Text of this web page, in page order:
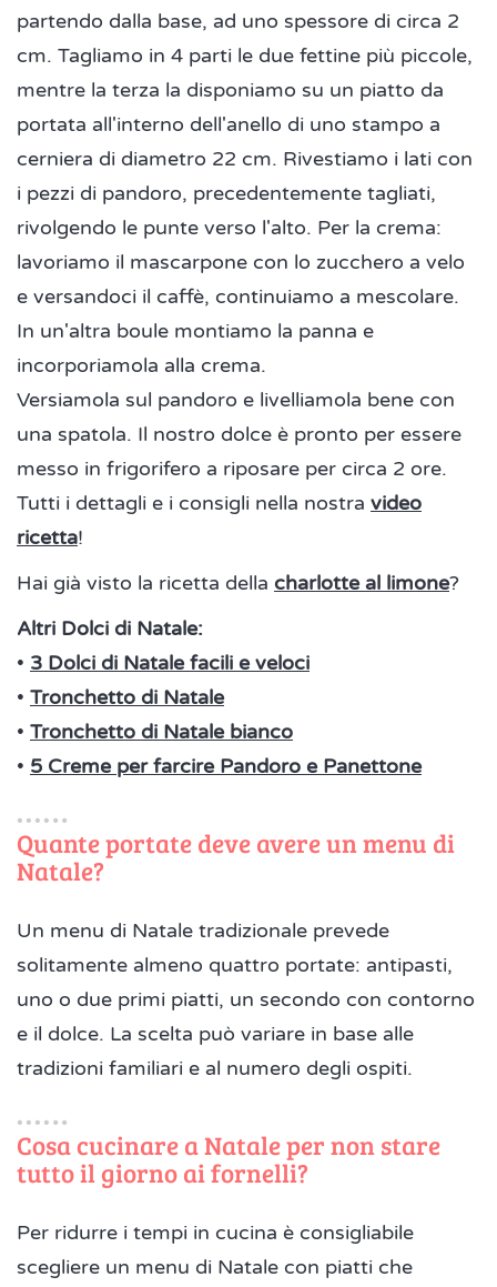
partendo dalla base, ad uno spessore di circa 2
cm. Tagliamo in 4 parti le due fettine più piccole,
mentre la terza la disponiamo su un piatto da
portata all'interno dell'anello di uno stampo a
cerniera di diametro 22 cm. Rivestiamo i lati con
i pezzi di pandoro, precedentemente tagliati,
rivolgendo le punte verso l'alto. Per la crema:
lavoriamo il mascarpone con lo zucchero a velo
e versandoci il caffè, continuiamo a mescolare.
In un'altra boule montiamo la panna e
incorporiamola alla crema.
Versiamola sul pandoro e livelliamola bene con
una spatola. Il nostro dolce è pronto per essere
messo in frigorifero a riposare per circa 2 ore.
Tutti i dettagli e i consigli nella nostra video
ricetta!
Hai già visto la ricetta della charlotte al limone?
Altri Dolci di Natale:
• 3 Dolci di Natale facili e veloci
• Tronchetto di Natale
• Tronchetto di Natale bianco
• 5 Creme per farcire Pandoro e Panettone
Quante portate deve avere un menu di
Natale?
Un menu di Natale tradizionale prevede
solitamente almeno quattro portate: antipasti,
uno o due primi piatti, un secondo con contorno
e il dolce. La scelta può variare in base alle
tradizioni familiari e al numero degli ospiti.
Cosa cucinare a Natale per non stare
tutto il giorno ai fornelli?
Per ridurre i tempi in cucina è consigliabile
scegliere un menu di Natale con piatti che